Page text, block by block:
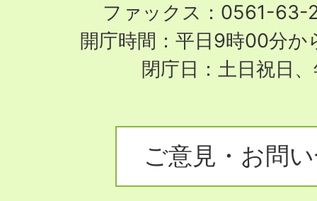
ファックス：0561-63-
開庁時間：平日9時00分
閉庁日：土日祝日
ご意見・お問